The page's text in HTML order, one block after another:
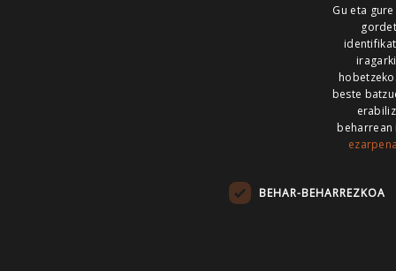
ALEA
MAILOPE NOAUA
Gu eta
hobetzeko.
beste
beharrean
BEHAR-BEHARREZKOA